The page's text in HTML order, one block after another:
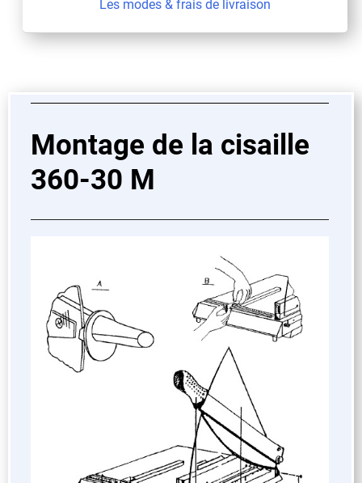
Les modes & frais de livraison
Montage de la cisaille
360-30 M